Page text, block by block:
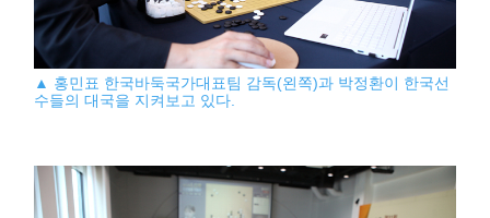
▲ 홍민표 한국바둑국가대표팀 감독(왼쪽)과 박정환이 한국선
수들의 대국을 지켜보고 있다.